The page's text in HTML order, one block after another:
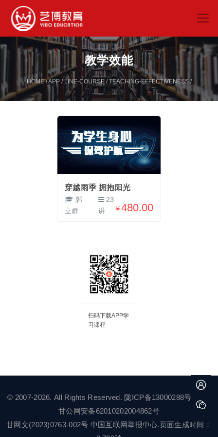
教学效能
HOME/APP/ LINE-COURSE/TEACHING-EFFECTIVENESS/
穿越雨季 拥抱阳光
郭
立群
23
讲
￥480.00
扫码下载APP学
习课程
© 2007-2026. All Rights Reserved. 陇ICP备13000288号-2
甘公网安备62010202004862号
甘网文(2023)0763-002号 中国互联网举报中心.页面生成时间：